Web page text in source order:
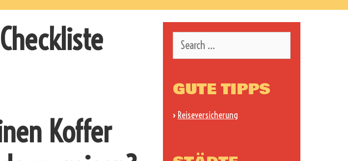
Koffer
for:
GUTE TIPPS
› Reiseversicherung